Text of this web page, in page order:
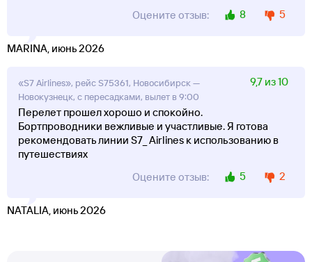
Оцените отзыв:
8 5
MARINA, июнь 2026
«S7 Airlines», рейс S75361, Новосибирск —
Новокузнецк, с пересадками, вылет в 9:00
9,7 из 10
Перелет прошел хорошо и спокойно.
Бортпроводники вежливые и участливые. Я готова
рекомендовать линии S7_ Airlines к использованию в
путешествиях
Оцените отзыв:
5 2
NATALIA, июнь 2026